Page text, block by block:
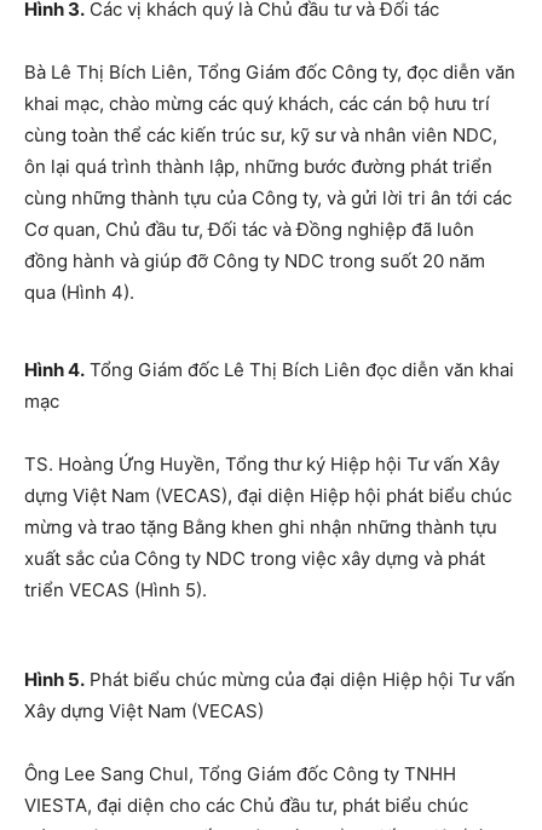
Hình 3. Các vị khách quý là Chủ đầu tư và Đối tác
Bà Lê Thị Bích Liên, Tổng Giám đốc Công ty, đọc diễn văn
khai mạc, chào mừng các quý khách, các cán bộ hưu trí
cùng toàn thể các kiến trúc sư, kỹ sư và nhân viên NDC,
ôn lại quá trình thành lập, những bước đường phát triển
cùng những thành tựu của Công ty, và gửi lời tri ân tới các
Cơ quan, Chủ đầu tư, Đối tác và Đồng nghiệp đã luôn
đồng hành và giúp đỡ Công ty NDC trong suốt 20 năm
qua (Hình 4).
Hình 4. Tổng Giám đốc Lê Thị Bích Liên đọc diễn văn khai
mạc
TS. Hoàng Ứng Huyền, Tổng thư ký Hiệp hội Tư vấn Xây
dựng Việt Nam (VECAS), đại diện Hiệp hội phát biểu chúc
mừng và trao tặng Bằng khen ghi nhận những thành tựu
xuất sắc của Công ty NDC trong việc xây dựng và phát
triển VECAS (Hình 5).
Hình 5. Phát biểu chúc mừng của đại diện Hiệp hội Tư vấn
Xây dựng Việt Nam (VECAS)
Ông Lee Sang Chul, Tổng Giám đốc Công ty TNHH
VIESTA, đại diện cho các Chủ đầu tư, phát biểu chúc